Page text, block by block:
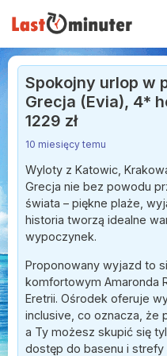
Spokojny urlop w
Grecja (Evia), 4*
1229 zł
10 miesięcy temu
Wyloty z Katowic,
Grecja nie bez powodu
świata – piękne plaże,
historia tworzą idealne
wypoczynek.
Proponowany wyjazd to
komfortowym Amaronda
Eretrii. Ośrodek oferuje
inclusive, co oznacza, że
a Ty możesz skupić się
dostęp do basenu i